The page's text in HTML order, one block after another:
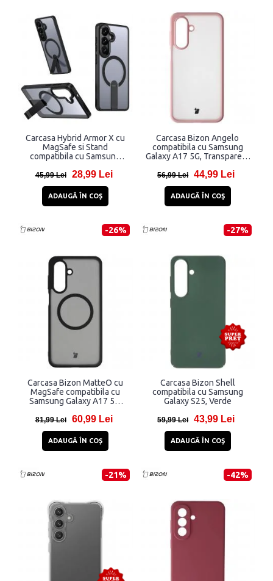
Carcasa Hybrid Armor X cu
MagSafe si Stand
compatibila cu Samsung
Negru
45,99 Lei 28,99 Lei
ADAUGĂ ÎN COŞ
Carcasa Bizon Angelo
compatibila cu Samsung
Galaxy A17 5G, Transparent
56,99 Lei 44,99 Lei
ADAUGĂ ÎN COŞ
-26%
Carcasa Bizon MatteO cu
MagSafe compatibila cu
Samsung Galaxy A17 5G,
81,99 Lei 60,99 Lei
ADAUGĂ ÎN COŞ
-27%
Carcasa Bizon Shell
compatibila cu Samsung
Galaxy S25, Verde
59,99 Lei 43,99 Lei
ADAUGĂ ÎN COŞ
-21% -42%